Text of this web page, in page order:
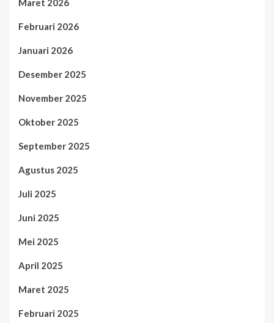
Maret 2026
Februari 2026
Januari 2026
Desember 2025
November 2025
Oktober 2025
September 2025
Agustus 2025
Juli 2025
Juni 2025
Mei 2025
April 2025
Maret 2025
Februari 2025